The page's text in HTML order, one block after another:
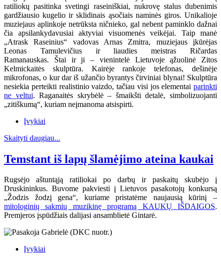
ratiliokų pasitinka svetingi raseiniškiai, nukrovę stalus dubenimis
gardžiausio kugelio ir sklidinais ąsočiais naminės giros. Unikalioje
muziejaus aplinkoje netrūksta ničnieko, gal nebent paminklo dažnai
čia apsilankydavusiai aktyviai visuomenės veikėjai. Taip manė
„Atrask Raseinius“ vadovas Arnas Zmitra, muziejaus įkūrėjas
Leonas Tamulevičius ir liaudies meistras Ričardas
Ramanauskas. Štai ir ji – vienintelė Lietuvoje ąžuolinė Zitos
Kelmickaitės skulptūra. Kairėje rankoje telefonas, dešinėje
mikrofonas, o kur dar iš užančio byrantys čirviniai blynai! Skulptūra
nesiekia perteikti realistinio vaizdo, tačiau visi jos elementai parinkti
ne veltui. Raganaitės skrybėlė – šmaikšti detalė, simbolizuojanti
„zitiškumą“, kuriam neįmanoma atsispirti.
Įvykiai
Skaityti daugiau...
Temstant iš lapų šlamėjimo ateina kaukai
Rugsėjo aštuntąją ratiliokai po darbų ir paskaitų skubėjo į
Druskininkus. Buvome pakviesti į Lietuvos pasakotojų konkursą
„Žodzis žodzį gena“, kuriame pristatėme naujausią kūrinį –
mitologinių sakmių muzikinę programą KAUKŲ IŠDAIGOS.
Premjeros įspūdžiais dalijasi ansamblietė Gintarė.
Įvykiai